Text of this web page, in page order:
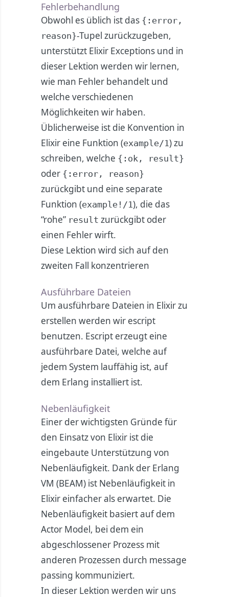
Fehlerbehandlung
Obwohl es üblich ist das {:error,
reason}-Tupel zurückzugeben,
unterstützt Elixir Exceptions und in
dieser Lektion werden wir lernen,
wie man Fehler behandelt und
welche verschiedenen
Möglichkeiten wir haben.
Üblicherweise ist die Konvention in
Elixir eine Funktion (example/1) zu
schreiben, welche {:ok, result}
oder {:error, reason}
zurückgibt und eine separate
Funktion (example!/1), die das
“rohe” result zurückgibt oder
einen Fehler wirft.
Diese Lektion wird sich auf den
zweiten Fall konzentrieren
Ausführbare Dateien
Um ausführbare Dateien in Elixir zu
erstellen werden wir escript
benutzen. Escript erzeugt eine
ausführbare Datei, welche auf
jedem System lauffähig ist, auf
dem Erlang installiert ist.
Nebenläufigkeit
Einer der wichtigsten Gründe für
den Einsatz von Elixir ist die
eingebaute Unterstützung von
Nebenläufigkeit. Dank der Erlang
VM (BEAM) ist Nebenläufigkeit in
Elixir einfacher als erwartet. Die
Nebenläufigkeit basiert auf dem
Actor Model, bei dem ein
abgeschlossener Prozess mit
anderen Prozessen durch message
passing kommuniziert.
In dieser Lektion werden wir uns